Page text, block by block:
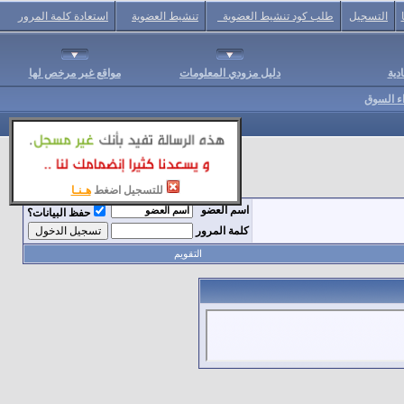
للتسجيل اضغط هـنـا
التسجيل طلب كود تنشيط العضوية تنشيط العضوية استعادة كلمة المرور
دليل مزودي المعلومات مواقع غير مرخص لها
السوق
اسم العضو
حفظ البيانات؟
كلمة المرور
التقويم